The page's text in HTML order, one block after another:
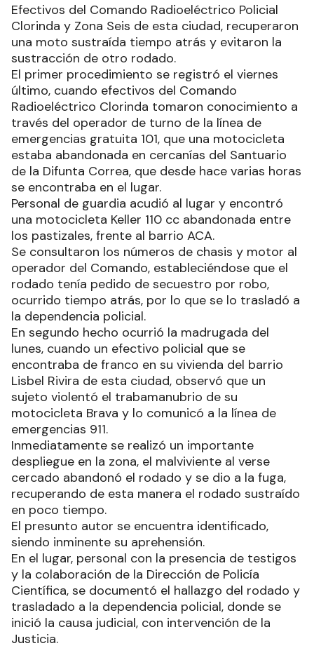
Efectivos del Comando Radioeléctrico Policial
Clorinda y Zona Seis de esta ciudad, recuperaron
una moto sustraída tiempo atrás y evitaron la
sustracción de otro rodado.
El primer procedimiento se registró el viernes
último, cuando efectivos del Comando
Radioeléctrico Clorinda tomaron conocimiento a
través del operador de turno de la línea de
emergencias gratuita 101, que una motocicleta
estaba abandonada en cercanías del Santuario
de la Difunta Correa, que desde hace varias horas
se encontraba en el lugar.
Personal de guardia acudió al lugar y encontró
una motocicleta Keller 110 cc abandonada entre
los pastizales, frente al barrio ACA.
Se consultaron los números de chasis y motor al
operador del Comando, estableciéndose que el
rodado tenía pedido de secuestro por robo,
ocurrido tiempo atrás, por lo que se lo trasladó a
la dependencia policial.
En segundo hecho ocurrió la madrugada del
lunes, cuando un efectivo policial que se
encontraba de franco en su vivienda del barrio
Lisbel Rivira de esta ciudad, observó que un
sujeto violentó el trabamanubrio de su
motocicleta Brava y lo comunicó a la línea de
emergencias 911.
Inmediatamente se realizó un importante
despliegue en la zona, el malviviente al verse
cercado abandonó el rodado y se dio a la fuga,
recuperando de esta manera el rodado sustraído
en poco tiempo.
El presunto autor se encuentra identificado,
siendo inminente su aprehensión.
En el lugar, personal con la presencia de testigos
y la colaboración de la Dirección de Policía
Científica, se documentó el hallazgo del rodado y
trasladado a la dependencia policial, donde se
inició la causa judicial, con intervención de la
Justicia.